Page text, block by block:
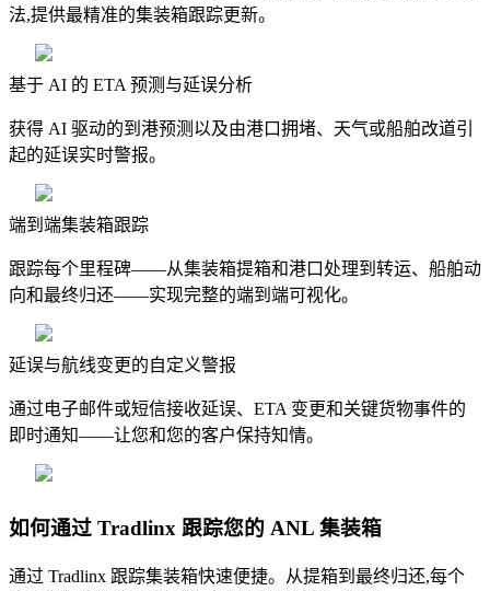
法,提供最精准的集装箱跟踪更新。
基于 AI 的 ETA 预测与延误分析
获得 AI 驱动的到港预测以及由港口拥堵、天气或船舶改道引
起的延误实时警报。
端到端集装箱跟踪
跟踪每个里程碑——从集装箱提箱和港口处理到转运、船舶动
向和最终归还——实现完整的端到端可视化。
延误与航线变更的自定义警报
通过电子邮件或短信接收延误、ETA 变更和关键货物事件的
即时通知——让您和您的客户保持知情。
如何通过 Tradlinx 跟踪您的 ANL 集装箱
通过 Tradlinx 跟踪集装箱快速便捷。从提箱到最终归还,每个